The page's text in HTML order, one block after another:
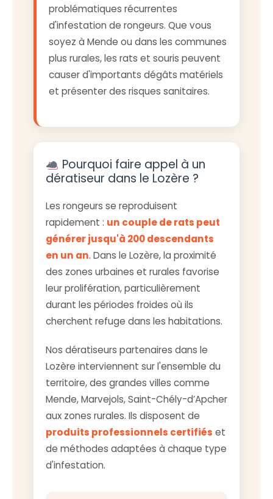
problématiques récurrentes
d'infestation de rongeurs. Que vous
soyez à Mende ou dans les communes
plus rurales, les rats et souris peuvent
causer d'importants dégâts matériels
et présenter des risques sanitaires.
Pourquoi faire appel à un
dératiseur dans le Lozère ?
Les rongeurs se reproduisent
rapidement : un couple de rats peut
générer jusqu'à 200 descendants
en un an. Dans le Lozère, la proximité
des zones urbaines et rurales favorise
leur prolifération, particulièrement
durant les périodes froides où ils
cherchent refuge dans les habitations.
Nos dératiseurs partenaires dans le
Lozère interviennent sur l'ensemble du
territoire, des grandes villes comme
Mende, Marvejols, Saint-Chély-d’Apcher
aux zones rurales. Ils disposent de
produits professionnels certifiés et
de méthodes adaptées à chaque type
d'infestation.